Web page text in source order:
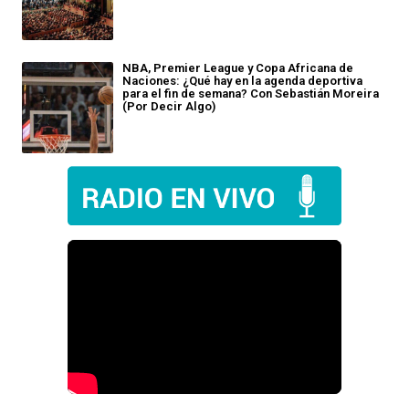
NBA, Premier League y Copa Africana de
Naciones: ¿Qué hay en la agenda deportiva
para el fin de semana? Con Sebastián Moreira
(Por Decir Algo)